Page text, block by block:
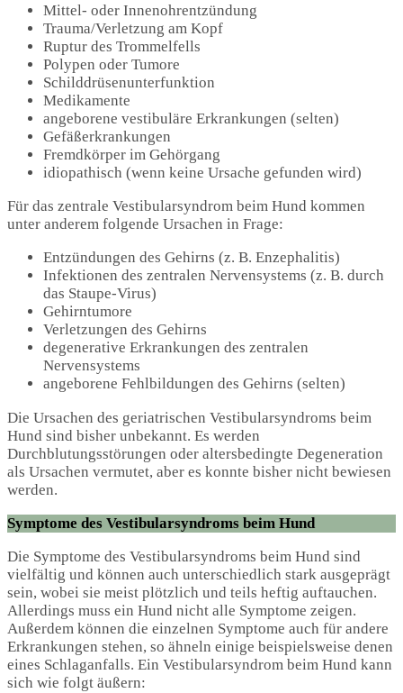
Mittel- oder Innenohrentzündung
Trauma/Verletzung am Kopf
Ruptur des Trommelfells
Polypen oder Tumore
Schilddrüsenunterfunktion
Medikamente
angeborene vestibuläre Erkrankungen (selten)
Gefäßerkrankungen
Fremdkörper im Gehörgang
idiopathisch (wenn keine Ursache gefunden wird)
Für das zentrale Vestibularsyndrom beim Hund kommen
unter anderem folgende Ursachen in Frage:
Entzündungen des Gehirns (z. B. Enzephalitis)
Infektionen des zentralen Nervensystems (z. B. durch
das Staupe-Virus)
Gehirntumore
Verletzungen des Gehirns
degenerative Erkrankungen des zentralen
Nervensystems
angeborene Fehlbildungen des Gehirns (selten)
Die Ursachen des geriatrischen Vestibularsyndroms beim
Hund sind bisher unbekannt. Es werden
Durchblutungsstörungen oder altersbedingte Degeneration
als Ursachen vermutet, aber es konnte bisher nicht bewiesen
werden.
Symptome des Vestibularsyndroms beim Hund
Die Symptome des Vestibularsyndroms beim Hund sind
vielfältig und können auch unterschiedlich stark ausgeprägt
sein, wobei sie meist plötzlich und teils heftig auftauchen.
Allerdings muss ein Hund nicht alle Symptome zeigen.
Außerdem können die einzelnen Symptome auch für andere
Erkrankungen stehen, so ähneln einige beispielsweise denen
eines Schlaganfalls. Ein Vestibularsyndrom beim Hund kann
sich wie folgt äußern: